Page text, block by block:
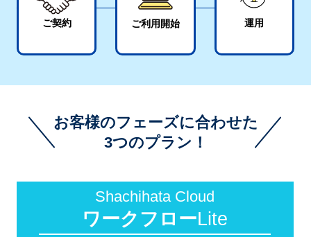
ご契約 ご利用開始 運用
お客様のフェーズに合わせた
3つのプラン！
Shachihata Cloud
ワークフローLite